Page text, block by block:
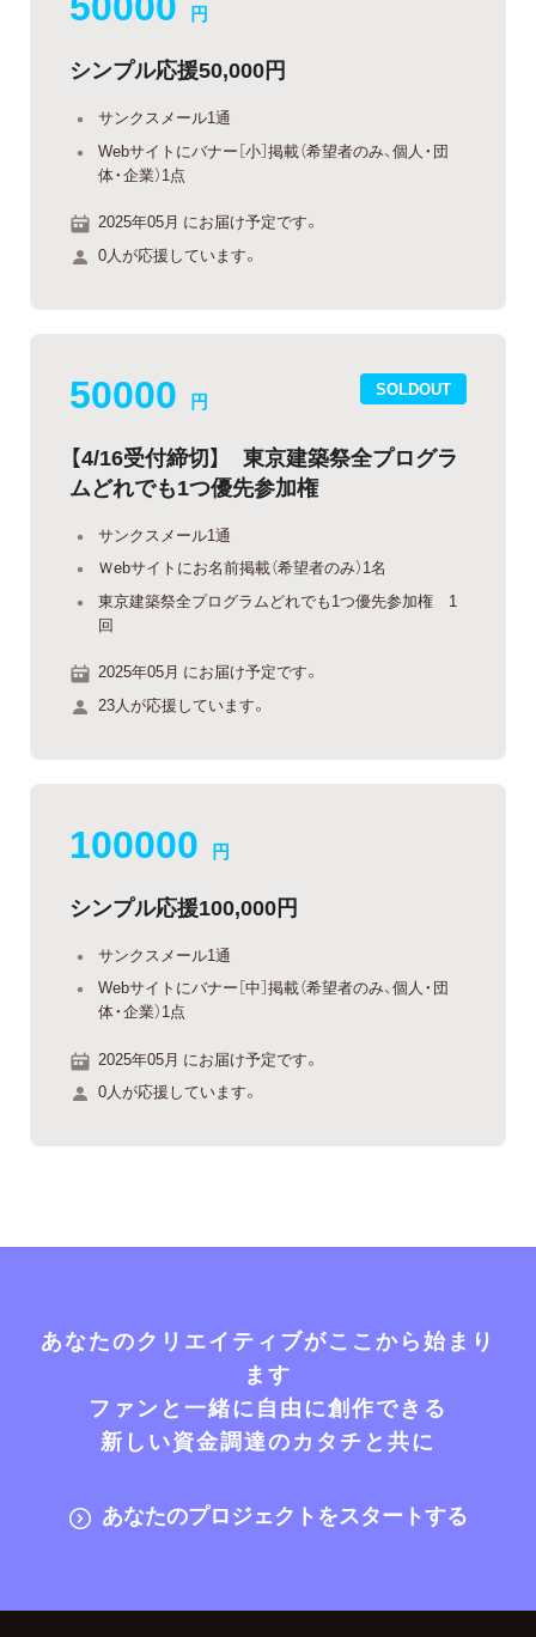
円
シンプル応援50,000円
サンクスメール1通
Webサイトにバナー［小］掲載（希望者のみ、個人・団
体・企業）1点
2025年05月 にお届け予定です。
0人が応援しています。
SOLDOUT
50000 円
【4/16受付締切】 東京建築祭全プログラ
ムどれでも1つ優先参加権
サンクスメール1通
Ｗebサイトにお名前掲載（希望者のみ）1名
東京建築祭全プログラムどれでも1つ優先参加権 1
回
2025年05月 にお届け予定です。
23人が応援しています。
100000 円
シンプル応援100,000円
サンクスメール1通
Webサイトにバナー［中］掲載（希望者のみ、個人・団
体・企業）1点
2025年05月 にお届け予定です。
0人が応援しています。
あなたのクリエイティブがここから始まり
ます
ファンと一緒に自由に創作できる
新しい資金調達のカタチと共に
あなたのプロジェクトをスタートする